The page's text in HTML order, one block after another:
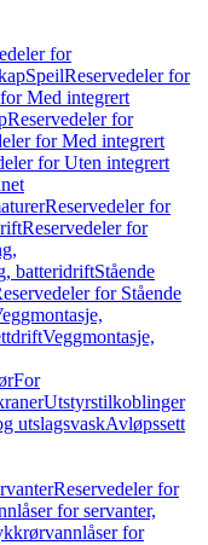
for
SpeilReservedeler for
Med integrert
Reservedeler for
for Med integrert
for Uten integrert
Reservedeler for
Reservedeler for
batteridriftStående
for Stående
Veggmontasje,
For
Utstyrstilkoblinger
utslagsvaskAvløpssett
Reservedeler for
for servanter,
for